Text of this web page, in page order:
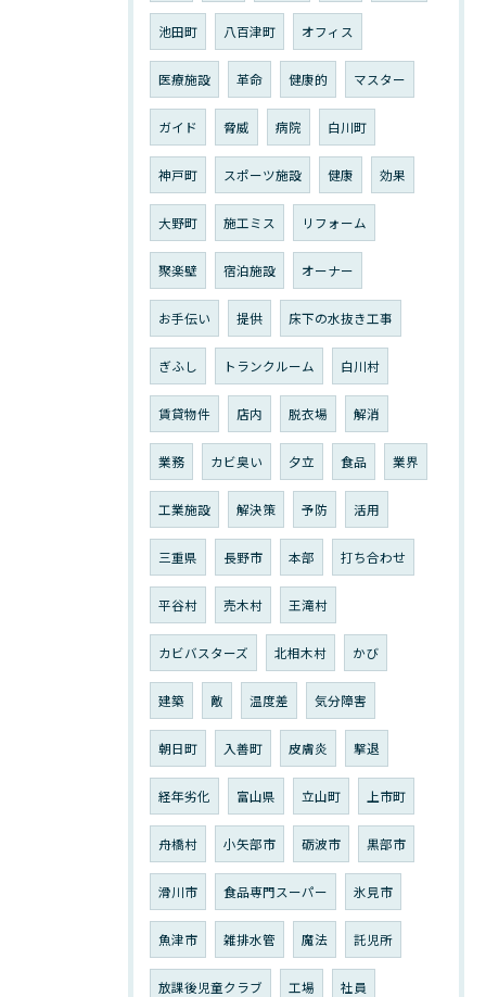
池田町 八百津町 オフィス
医療施設 革命 健康的 マスター
ガイド 脅威 病院 白川町
神戸町 スポーツ施設 健康 効果
大野町 施工ミス リフォーム
聚楽壁 宿泊施設 オーナー
お手伝い 提供 床下の水抜き工事
ぎふし トランクルーム 白川村
賃貸物件 店内 脱衣場 解消
業務 カビ臭い 夕立 食品 業界
工業施設 解決策 予防 活用
三重県 長野市 本部 打ち合わせ
平谷村 売木村 王滝村
カビバスターズ 北相木村 かび
建築 敵 温度差 気分障害
朝日町 入善町 皮膚炎 撃退
経年劣化 富山県 立山町 上市町
舟橋村 小矢部市 砺波市 黒部市
滑川市 食品専門スーパー 氷見市
魚津市 雑排水管 魔法 託児所
放課後児童クラブ 工場 社員